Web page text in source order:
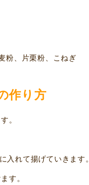
粉、片栗粉、こねぎ
作り方
。
れて揚げていきます。
す。